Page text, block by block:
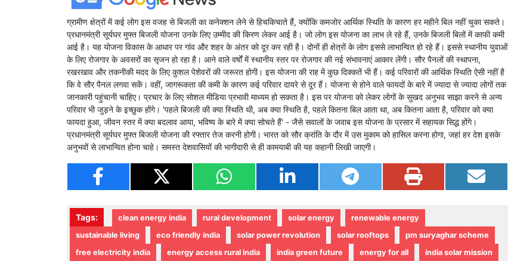
ग्रामीण क्षेत्रों में कई लोग इस वजह से बिजली का कनेक्शन लेने से हिचकिचाते हैं, क्योंकि कमजोर आर्थिक स्थिति के कारण हर महीने बिल नहीं चुका सकते।
प्रधानमंत्री सूर्यघर मुफ्त बिजली योजना उनके लिए उम्मीद की किरण लेकर आई है। जो लोग इस योजना का लाभ ले रहे हैं, उनके बिजली बिलों में काफी कमी
आई है। यह योजना विकास के आधार पर गांव और शहर के अंतर को दूर कर रही है। दोनों ही क्षेत्रों के लोग इससे लाभान्वित हो रहे हैं। इससे स्थानीय युवाओं
के लिए रोजगार के अवसरों का सृजन हो रहा है। आने वाले वर्षों में स्थानीय स्तर पर रोजगार की नई संभावनाएं आकार लेंगी। सौर पैनलों की स्थापना,
रखरखाव और तकनीकी मदद के लिए कुशल पेशेवरों की जरूरत होगी। इस योजना की राह में कुछ दिक्कतें भी हैं। कई परिवारों की आर्थिक स्थिति ऐसी नहीं है
कि वे सौर पैनल लगवा सकें। वहीं, जागरूकता की कमी के कारण कई परिवार दायरे से दूर हैं। योजना से होने वाले फायदों के बारे में ज्यादा से ज्यादा लोगों तक
जानकारी पहुंचानी चाहिए। प्रचार के लिए सोशल मीडिया प्रभावी माध्यम हो सकता है। इस पर योजना को लेकर लोगों के सुखद अनुभव साझा करने से अन्य
परिवार भी जुड़ने के इच्छुक होंगे। 'पहले बिजली की क्या स्थिति थी, अब क्या स्थिति है, पहले कितना बिल आता था, अब कितना आता है, परिवार को क्या
फायदा हुआ, जीवन स्तर में क्या बदलाव आया, भविष्य के बारे में क्या सोचते हैं' - जैसे सवालों के जवाब इस योजना के प्रसार में सहायक सिद्ध होंगे।
प्रधानमंत्री सूर्यघर मुफ्त बिजली योजना की रफ्तार तेज करनी होगी। भारत को सौर क्रांति के दौर में उस मुकाम को हासिल करना होगा, जहां हर देश इसके
अनुभवों से लाभान्वित होना चाहे। समस्त देशवासियों की भागीदारी से ही कामयाबी की यह कहानी लिखी जाएगी।
Tags: clean energy india rural development solar energy
renewable energy
sustainable living
eco friendly india solar power revolution solar rooftops
pm suryaghar scheme
free electricity india
energy access rural india india green future energy for all
india solar mission